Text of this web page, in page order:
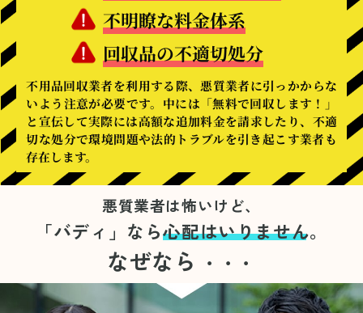
不明瞭な料金体系
回収品の不適切処分
不用品回収業者を利用する際、悪質業者に引っかからな
いよう注意が必要です。中には「無料で回収します！」
と宣伝して実際には高額な追加料金を請求したり、不適
切な処分で環境問題や法的トラブルを引き起こす業者も
存在します。
悪質業者は怖いけど、
「バディ」なら心配はいりません。
なぜなら ・・・